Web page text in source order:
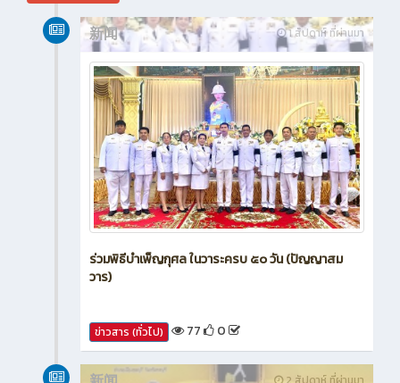
1 สัปดาห์ ที่ผ่านมา
新闻
ร่วมพิธีบำเพ็ญกุศล ในวาระครบ ๕๐ วัน (ปัญญาสม
วาร)
ข่าวสาร (ทั่วไป) 77 0